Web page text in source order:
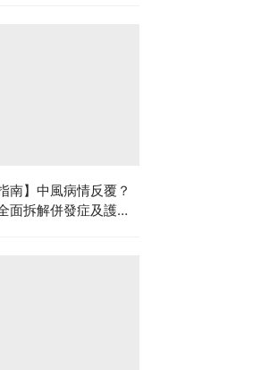
南】中風病情反覆？
面拆解併發症及護理